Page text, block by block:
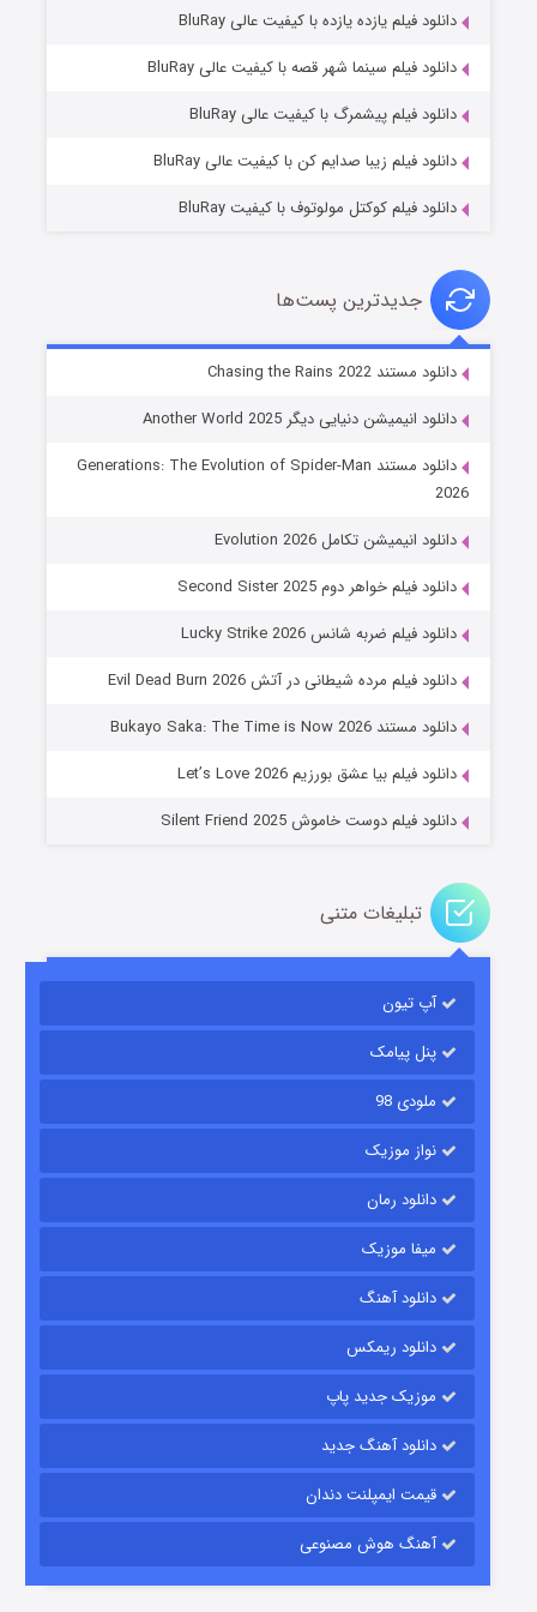
جادوگری در مغولستان
باب اسفنجی فصل ۱۷
رویایی برای تو
قسمت۱۵ (دوبله) منتشر شد
قسمت۲ (دوبله) منتشر شد
دانلود فیلم یازده یازده با کیفیت عالی BluRay
دانلود فیلم سینما شهر قصه با کیفیت عالی BluRay
دانلود فیلم پیشمرگ با کیفیت عالی BluRay
دانلود فیلم زیبا صدایم کن با کیفیت عالی BluRay
دانلود فیلم کوکتل مولوتوف با کیفیت BluRay
جدیدترین پست‌ها
دانلود مستند Chasing the Rains 2022
دانلود انیمیشن دنیایی دیگر Another World 2025
دانلود مستند Generations: The Evolution of Spider-Man
2026
دانلود انیمیشن تکامل Evolution 2026
دانلود فیلم خواهر دوم Second Sister 2025
دانلود فیلم ضربه شانس Lucky Strike 2026
دانلود فیلم مرده شیطانی در آتش Evil Dead Burn 2026
دانلود مستند Bukayo Saka: The Time is Now 2026
دانلود فیلم بیا عشق بورزیم Let’s Love 2026
دانلود فیلم دوست خاموش Silent Friend 2025
تبلیغات متنی
آپ تیون
پنل پیامک
ملودی 98
نواز موزیک
دانلود رمان
میفا موزیک
دانلود آهنگ
دانلود ریمکس
موزیک جدید پاپ
دانلود آهنگ جدید
قیمت ایمپلنت دندان
آهنگ هوش مصنوعی